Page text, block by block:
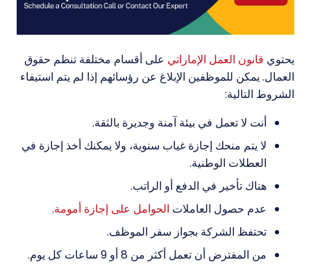
يحتوي قانون العمل الإماراتي على أقسام مختلفة تنظم حقوق
العمال. يمكن للموظفين الإبلاغ عن رؤسائهم إذا لم يتم استيفاء
الشروط التالية:
أنت لا تعمل في بيئة آمنة وجديرة بالثقة.
لا يتم منحك إجازة غياب سنوية، ولا يمكنك أخذ إجازة في
العطلات الوطنية.
هناك تأخير في الدفع أو الراتب.
عدم حصول العاملات الحوامل على إجازة أمومة.
تحتفظ الشركة بجواز سفر الموظف.
من المفترض أن تعمل أكثر من 8 أو 9 ساعات كل يوم.